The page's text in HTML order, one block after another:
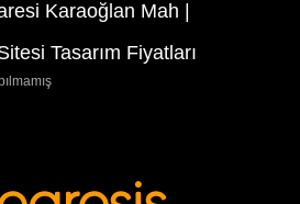
Karaoğlan Mah |
Tasarım Fiyatları